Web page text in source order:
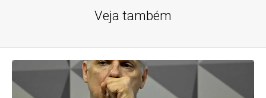
Veja também